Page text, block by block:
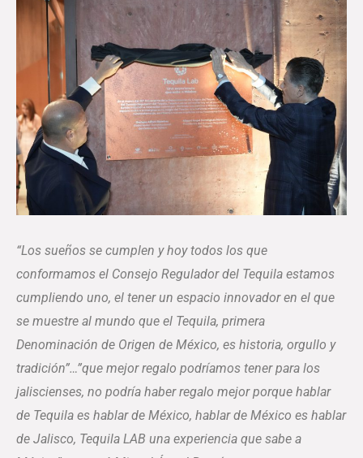
“Los sueños se cumplen y hoy todos los que
conformamos el Consejo Regulador del Tequila estamos
cumpliendo uno, el tener un espacio innovador en el que
se muestre al mundo que el Tequila, primera
Denominación de Origen de México, es historia, orgullo y
tradición”…”que mejor regalo podríamos tener para los
jaliscienses, no podría haber regalo mejor porque hablar
de Tequila es hablar de México, hablar de México es hablar
de Jalisco, Tequila LAB una experiencia que sabe a